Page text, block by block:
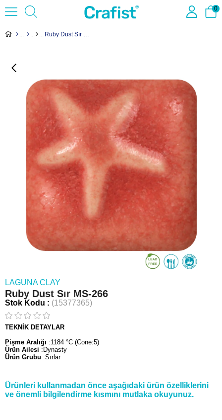
0
Ruby Dust Sır MS-266
LAGUNA CLAY
Ruby Dust Sır MS-266
Stok Kodu (15377365)
TEKNİK DETAYLAR
Pişme Aralığı :1184 °C (Cone:5)
Ürün Ailesi :Dynasty
Ürün Grubu :Sırlar
Ürünleri kullanmadan önce aşağıdaki ürün özelliklerini
ve önemli bilgilendirme kısmını mutlaka okuyunuz.